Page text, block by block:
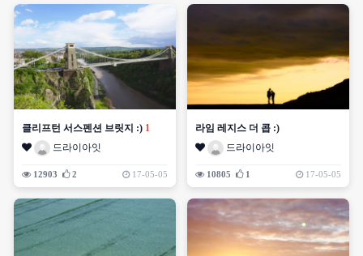
클리프턴 서스펜션 브릿지 :) 1
드라이아잇
12903 2 17-05-05
라임 레지스 더 콥 :)
드라이아잇
10805 1 17-05-05